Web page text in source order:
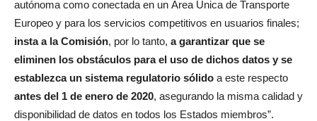
autónoma como conectada en un Área Única de Transporte
Europeo y para los servicios competitivos en usuarios finales;
insta a la Comisión, por lo tanto, a garantizar que se
eliminen los obstáculos para el uso de dichos datos y se
establezca un sistema regulatorio sólido a este respecto
antes del 1 de enero de 2020, asegurando la misma calidad y
disponibilidad de datos en todos los Estados miembros”.